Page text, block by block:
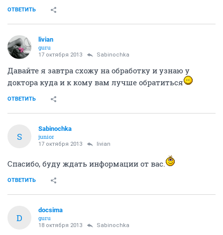
ОТВЕТИТЬ
livian
guru
17 октября 2013 Sabinochka
Давайте я завтра схожу на обработку и узнаю у
доктора куда и к кому вам лучше обратиться
ОТВЕТИТЬ
S
Sabinochka
junior
17 октября 2013 livian
Спасибо, буду ждать информации от вас.
ОТВЕТИТЬ
D
docsima
guru
18 октября 2013 Sabinochka